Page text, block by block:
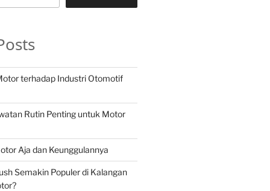
terhadap Industri Otomotif
Rutin Penting untuk Motor
Aja dan Keunggulannya
Semakin Populer di Kalangan